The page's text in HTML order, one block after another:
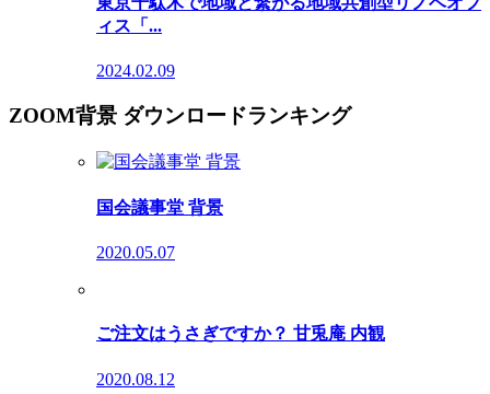
ィス「...
2024.02.09
ZOOM背景 ダウンロードランキング
国会議事堂 背景
2020.05.07
ご注文はうさぎですか？ 甘兎庵 内観
2020.08.12